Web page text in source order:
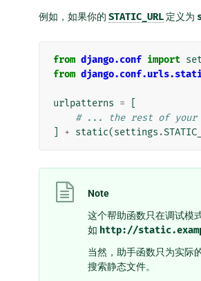
例如，如果你的 STATIC_URL 定义为
from django.conf import
from
urlpatterns =
# ... the rest of your
+ static(settings .
Note
这个帮助函数只在调试模
如 http://
当然，助手函数只为实际
搜索静态文件。